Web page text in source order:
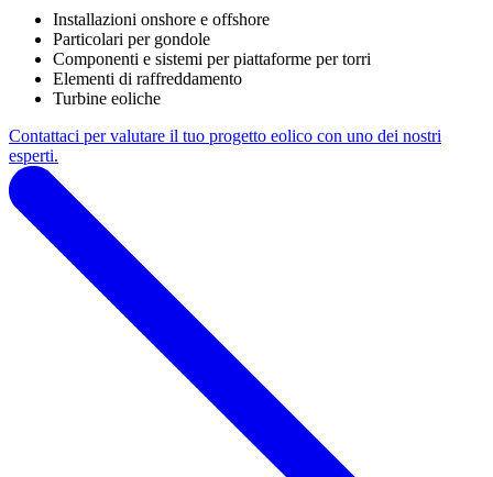
Installazioni onshore e offshore
Particolari per gondole
Componenti e sistemi per piattaforme per torri
Elementi di raffreddamento
Turbine eoliche
Contattaci per valutare il tuo progetto eolico con uno dei nostri
esperti.